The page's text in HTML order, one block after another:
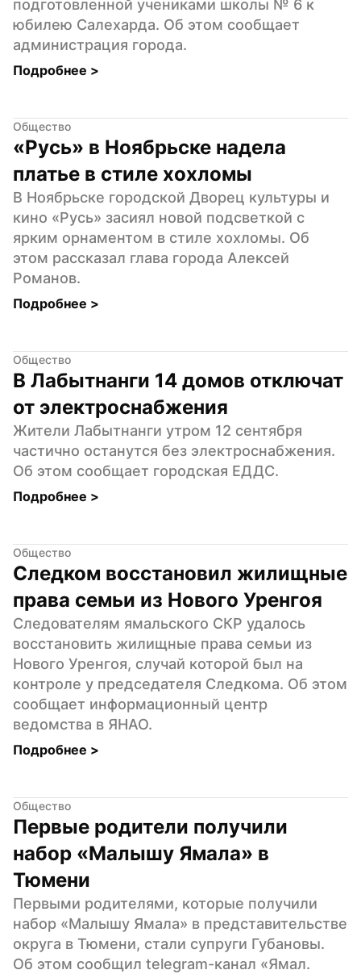
подготовленной учениками школы № 6 к
юбилею Салехарда. Об этом сообщает
администрация города.
Подробнее >
Общество
«Русь» в Ноябрьске надела
платье в стиле хохломы
В Ноябрьске городской Дворец культуры и
кино «Русь» засиял новой подсветкой с
ярким орнаментом в стиле хохломы. Об
этом рассказал глава города Алексей
Романов.
Подробнее >
Общество
В Лабытнанги 14 домов отключат
от электроснабжения
Жители Лабытнанги утром 12 сентября
частично останутся без электроснабжения.
Об этом сообщает городская ЕДДС.
Подробнее >
Общество
Следком восстановил жилищные
права семьи из Нового Уренгоя
Следователям ямальского СКР удалось
восстановить жилищные права семьи из
Нового Уренгоя, случай которой был на
контроле у председателя Следкома. Об этом
сообщает информационный центр
ведомства в ЯНАО.
Подробнее >
Общество
Первые родители получили
набор «Малышу Ямала» в
Тюмени
Первыми родителями, которые получили
набор «Малышу Ямала» в представительстве
округа в Тюмени, стали супруги Губановы.
Об этом сообщил telegram-канал «Ямал.